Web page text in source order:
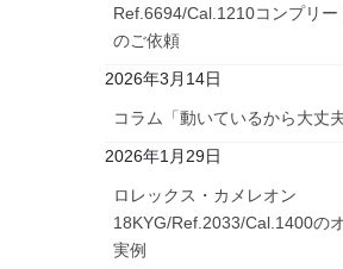
Ref.6694/Cal.1210コンプリー
のご依頼
2026年3月14日
コラム「動いているから大丈
2026年1月29日
ロレックス・カメレオン
18KYG/Ref.2033/Cal.1400の
実例